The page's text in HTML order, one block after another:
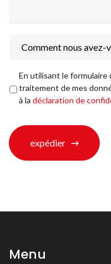
nous
vous
trouvé?
*
Déclaration
de
confidentialité
En utilisant le
traitement de mes
à la déclaration de
expédier
Menu